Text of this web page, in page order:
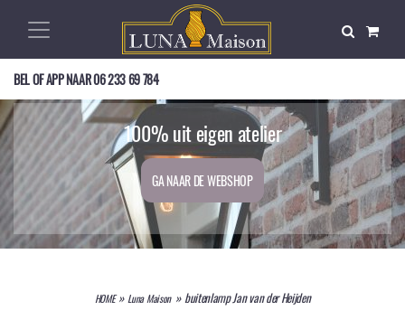
BEL OF APP NAAR06 233 69 784
Exclusief, nostalgisch, en duurzaam!
GA NAAR DE WEBSHOP
Op zoek naar een mooie buitenlamp?
GA NAAR DE WEBSHOP
100% uit eigen atelier
GA NAAR DE WEBSHOP
HOME» Luna Maison »buitenlamp Jan van der Heijden